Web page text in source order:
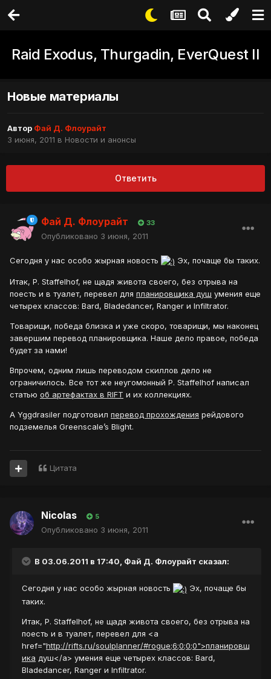
Raid Exodus, Thurgadin, EverQuest II
Новые материалы
Автор Фай Д. Флоурайт
3 июня, 2011 в Новости и анонсы
Ответить
Фай Д. Флоурайт 33
Опубликовано 3 июня, 2011
Сегодня у нас особо жырная новость Эх, почаще бы таких.
Итак, P. Staffelhof, не щадя живота своего, без отрыва на
поесть и в туалет, перевел для планировщика душ умения еще
четырех классов: Bard, Bladedancer, Ranger и Infiltrator.
Товарищи, победа близка и уже скоро, товарищи, мы наконец
завершим перевод планировщика. Наше дело правое, победа
будет за нами!
Впрочем, одним лишь переводом скиллов дело не
ограничилось. Все тот же неугомонный P. Staffelhof написал
статью об артефактах в RIFT и их коллекциях.
А Yggdrasiler подготовил перевод прохождения рейдового
подземелья Greenscale’s Blight.
Цитата
Nicolas 5
Опубликовано 3 июня, 2011
В 03.06.2011 в 17:40, Фай Д. Флоурайт сказал:
Сегодня у нас особо жырная новость
Эх, почаще бы
таких.
Итак, P. Staffelhof, не щадя живота своего, без отрыва на
поесть и в туалет, перевел для <a
href="http://rifts.ru/soulplanner/#rogue;6;0;0;0">планировщ
ика душ</a> умения еще четырех классов: Bard,
Bladedancer, Ranger и Infiltrator.